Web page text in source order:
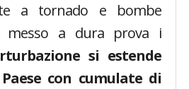
a tornado e bombe
messo a dura prova i
si estende
con cumulate di